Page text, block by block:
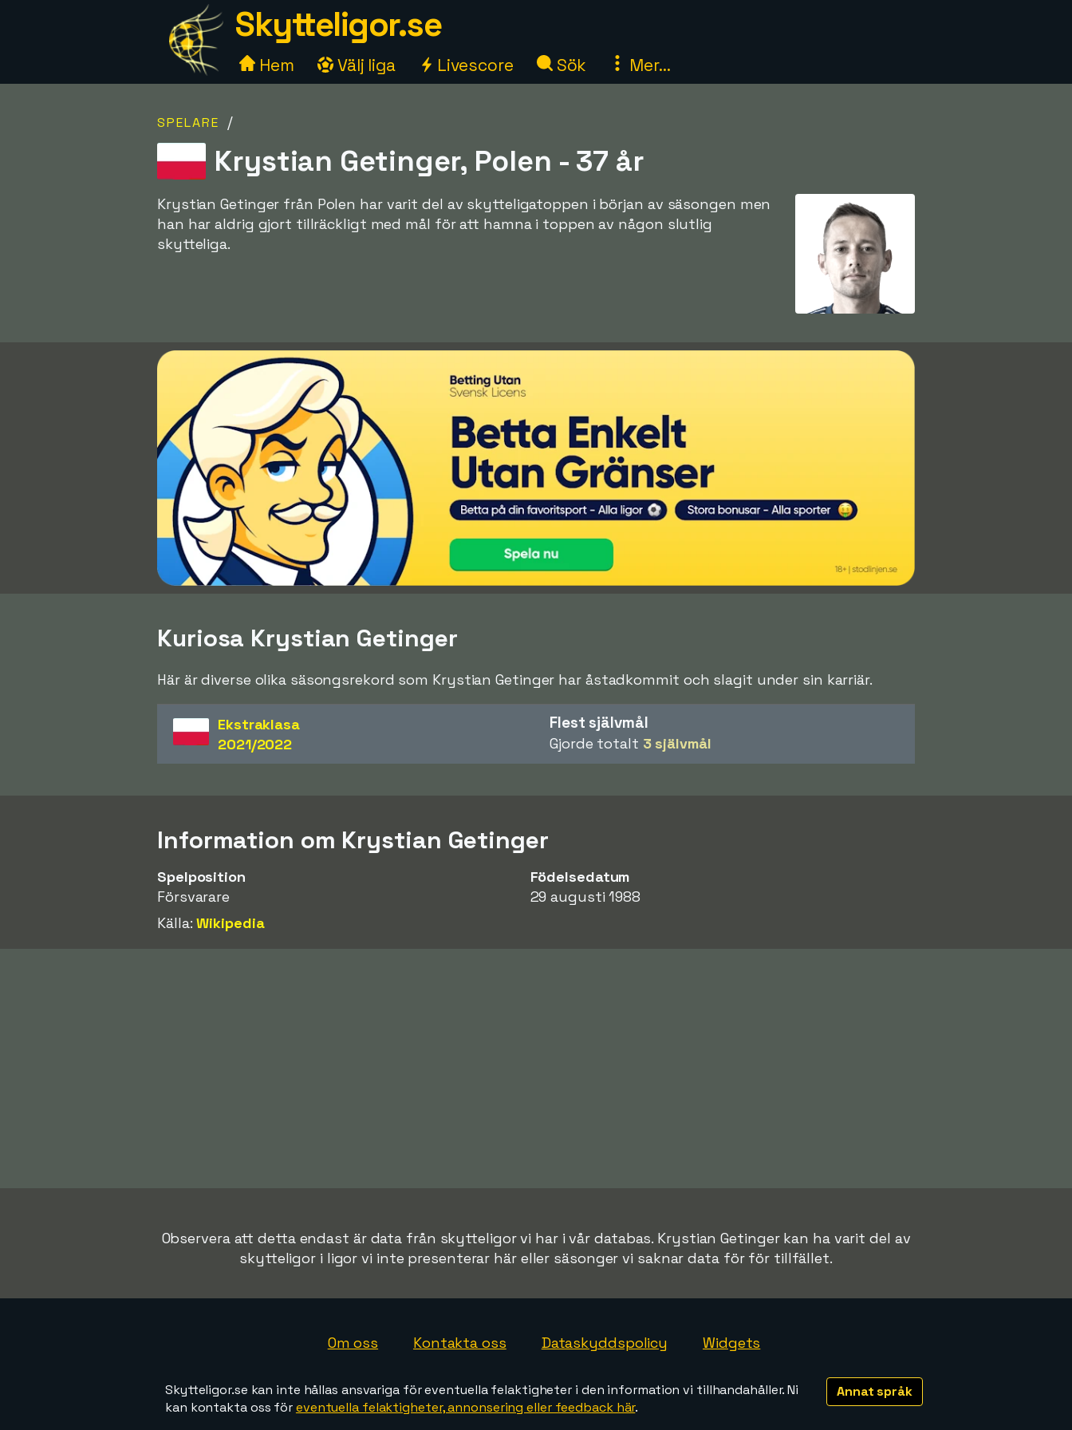
Skytteligor.se
Hem Välj liga Livescore Sök Mer...
SPELARE /
Krystian Getinger, Polen - 37 år
Krystian Getinger från Polen har varit del av skytteligatoppen i början av säsongen men
han har aldrig gjort tillräckligt med mål för att hamna i toppen av någon slutlig
skytteliga.
Kuriosa Krystian Getinger
Här är diverse olika säsongsrekord som Krystian Getinger har åstadkommit och slagit under sin karriär.
Ekstraklasa
2021/2022
Flest självmål
Gjorde totalt 3 självmål
Information om Krystian Getinger
Spelposition
Försvarare
Födelsedatum
29 augusti 1988
Källa:Wikipedia
Observera att detta endast är data från skytteligor vi har i vår databas. Krystian Getinger kan ha varit del av
skytteligor i ligor vi inte presenterar här eller säsonger vi saknar data för för tillfället.
Om oss Kontakta oss Dataskyddspolicy Widgets
Annat språk
Skytteligor.se kan inte hållas ansvariga för eventuella felaktigheter i den information vi tillhandahåller. Ni
kan kontakta oss föreventuella felaktigheter, annonsering eller feedback här.